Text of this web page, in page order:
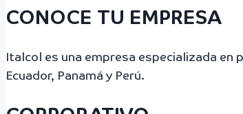
CONOCE TU EMPRESA
Italcol es una empresa especializada
Ecuador, Panamá y Perú.